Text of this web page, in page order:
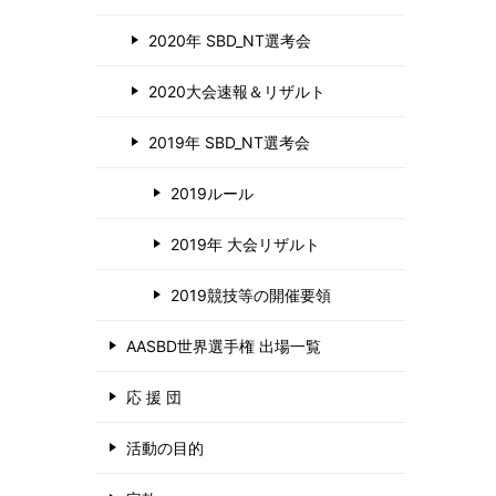
2020年 SBD_NT選考会
2020大会速報＆リザルト
2019年 SBD_NT選考会
2019ルール
2019年 大会リザルト
2019競技等の開催要領
AASBD世界選手権 出場一覧
応 援 団
活動の目的